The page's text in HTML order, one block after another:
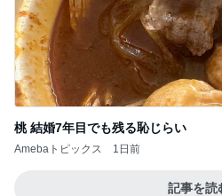
桃 結婚7年目でも残る恥じらい
Amebaトピックス 1日前
記事を読